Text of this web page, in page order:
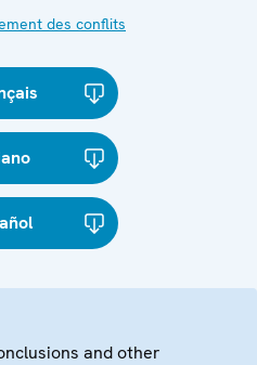
des conflits
and other